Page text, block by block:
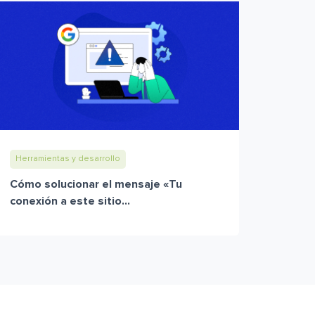
Herramientas y desarrollo
Cómo solucionar el mensaje «Tu
conexión a este sitio...